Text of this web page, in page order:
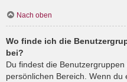
Nach oben
Wo finde ich die
bei?
Du findest die
persönlichen Bereich. Wenn